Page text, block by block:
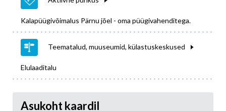
Kalapüügivõimalus Pärnu jõel - oma püügivahenditega.
Teematalud, muuseumid, külastuskeskused
Elulaaditalu
Asukoht kaardil